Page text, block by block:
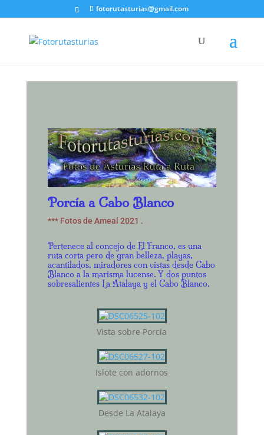
fotorutasturias@gmail.com
Porcía a Cabo Blanco
*** Fotos de Ameal 2021 .
Pertenece al concejo de El Franco, es una
ruta corta pero de gran belleza, playas,
acantilados, miradores con vistas desde Cabo
Blanco a la marisma lucense. Y dos puntos
sobresalientes La Atalaya y el Cabo Blanco.
Vista sobre Porcía
Islote con adornos
Desde La Atalaya